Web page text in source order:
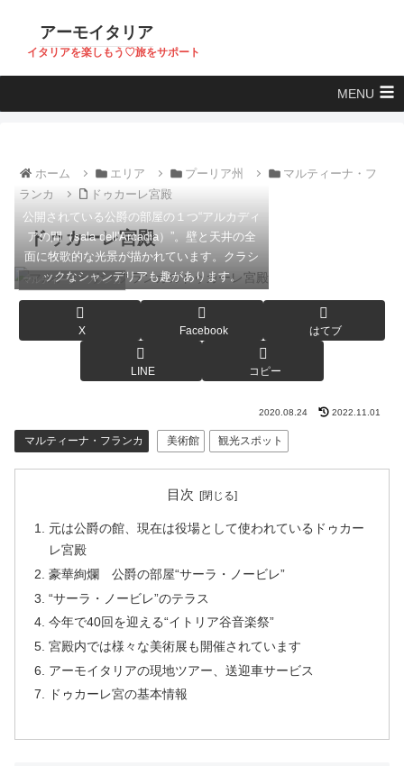
アーモイタリア
イタリアを楽しもう♡旅をサポート
MENU
ホーム エリア プーリア州
マルティーナ・フ
ランカ
ドゥカーレ宮殿
ドゥカーレ宮殿
マルティーナ・フランカ
公開されている公爵の部屋の１つ“アルカディ
アの間（sala dell'Arcadia）”。壁と天井の全
面に牧歌的な光景が描かれています。クラシ
ックなシャンデリアも趣があります。
X Facebook はてブ
LINE コピー
2020.08.24 2022.11.01
マルティーナ・フランカ 美術館 観光スポット
目次
元は公爵の館、現在は役場として使われているドゥカー
レ宮殿
豪華絢爛 公爵の部屋“サーラ・ノービレ”
“サーラ・ノービレ”のテラス
今年で40回を迎える“イトリア谷音楽祭”
宮殿内では様々な美術展も開催されています
アーモイタリアの現地ツアー、送迎車サービス
ドゥカーレ宮の基本情報